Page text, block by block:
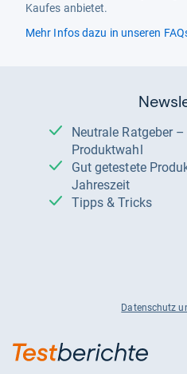
Kaufes anbietet.
Mehr Infos dazu in unseren
Neutrale Ratgeber – hilfreich für Ihre
Produktwahl
Gut getestete Produkte – passend zur
Jahreszeit
Tipps & Tricks
Datenschutz